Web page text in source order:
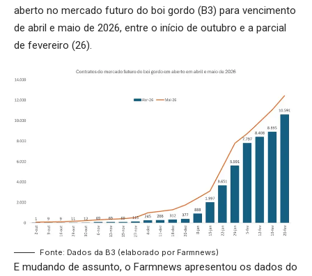
aberto no mercado futuro do boi gordo (B3) para vencimento
de abril e maio de 2026, entre o início de outubro e a parcial
de fevereiro (26).
Fonte: Dados da B3 (elaborado por Farmnews)
E mudando de assunto, o Farmnews apresentou os dados do